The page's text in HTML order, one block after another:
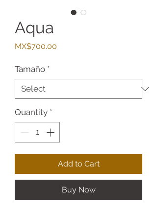
Aqua
MX$700.00
Tamaño *
Quantity *
Add to Cart
Buy Now